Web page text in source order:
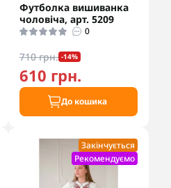
Футболка вишиванка
чоловіча, арт. 5209
0
710 грн. -14%
610 грн.
До кошика
Закінчується
Рекомендуємо